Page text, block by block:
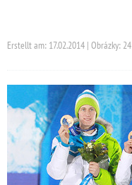
Erstellt am: 17.02.2014 | Obrázky: 24